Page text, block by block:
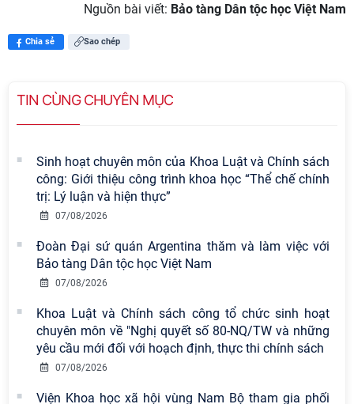
Nguồn bài viết: Bảo tàng Dân tộc học Việt Nam
Chia sẻ Sao chép
TIN CÙNG CHUYÊN MỤC
Sinh hoạt chuyên môn của Khoa Luật và Chính sách
công: Giới thiệu công trình khoa học “Thể chế chính
trị: Lý luận và hiện thực”
07/08/2026
Đoàn Đại sứ quán Argentina thăm và làm việc với
Bảo tàng Dân tộc học Việt Nam
07/08/2026
Khoa Luật và Chính sách công tổ chức sinh hoạt
chuyên môn về "Nghị quyết số 80-NQ/TW và những
yêu cầu mới đối với hoạch định, thực thi chính sách
07/08/2026
Viện Khoa học xã hội vùng Nam Bộ tham gia phối
Viện Hàn lâm Khoa học xã hội Việt
Nam có 02 tác phẩm đạt giải khuyến
khích tại Cuộc thi chính luận bảo vệ